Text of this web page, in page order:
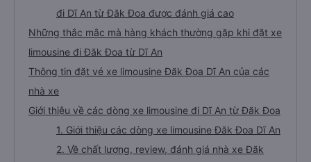
đi Dĩ An từ Đăk Đoa được đánh giá cao
Những thắc mắc mà hàng khách thường gặp khi đặt xe
limousine đi Đăk Đoa từ Dĩ An
Thông tin đặt vé xe limousine Đăk Đoa Dĩ An của các
nhà xe
Giới thiệu về các dòng xe limousine đi Dĩ An từ Đăk Đoa
1. Giới thiệu các dòng xe limousine Đăk Đoa Dĩ An
2. Về chất lượng, review, đánh giá nhà xe Đăk